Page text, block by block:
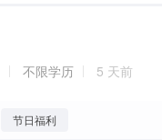
不限学历 5 天前
节日福利